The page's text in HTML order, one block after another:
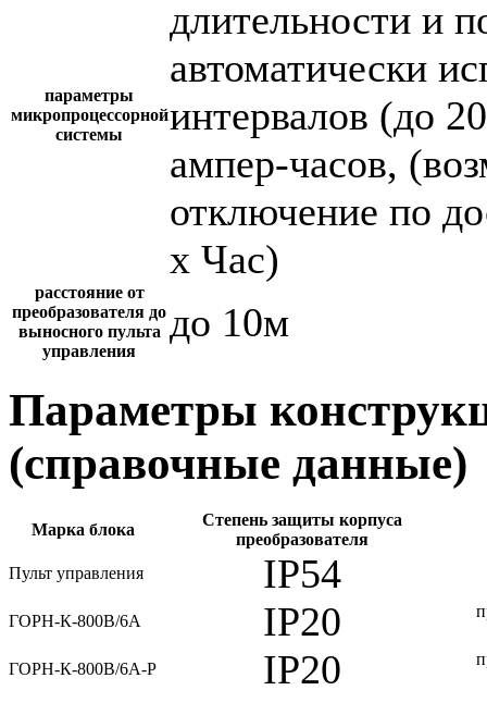
параметры
микропроцессорной
системы
длительности и
автоматически
интервалов (до
ампер-часов,
отключение по
х Час)
расстояние от
преобразователя до
выносного пульта
управления
до 10м
Параметры
(справочные данные)
Марка блока
Степень защиты корпуса
преобразователя
Пульт управления
IP54
ГОРН-К-800В/6А IP20
ГОРН-К-800В/6А-Р IP20